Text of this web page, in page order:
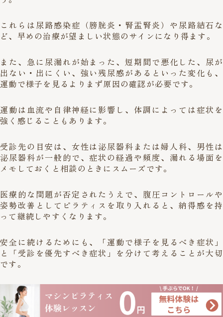
これらは尿路感染症（膀胱炎・腎盂腎炎）や尿路結石な
ど、早めの治療が望ましい状態のサインになり得ます。
また、急に尿漏れが始まった、短期間で悪化した、尿が
出ない・出にくい、強い残尿感があるといった変化も、
運動で様子を見るよりまず原因の確認が必要です。
運動は血流や自律神経に影響し、体調によっては症状を
強く感じることもあります。
受診先の目安は、女性は泌尿器科または婦人科、男性は
泌尿器科が一般的で、症状の経過や頻度、漏れる場面を
メモしておくと相談のときにスムーズです。
医療的な問題が否定されたうえで、腹圧コントロールや
姿勢改善としてピラティスを取り入れると、納得感を持
って継続しやすくなります。
安全に続けるためにも、「運動で様子を見るべき症状」
と「受診を優先すべき症状」を分けて考えることが大切
です。